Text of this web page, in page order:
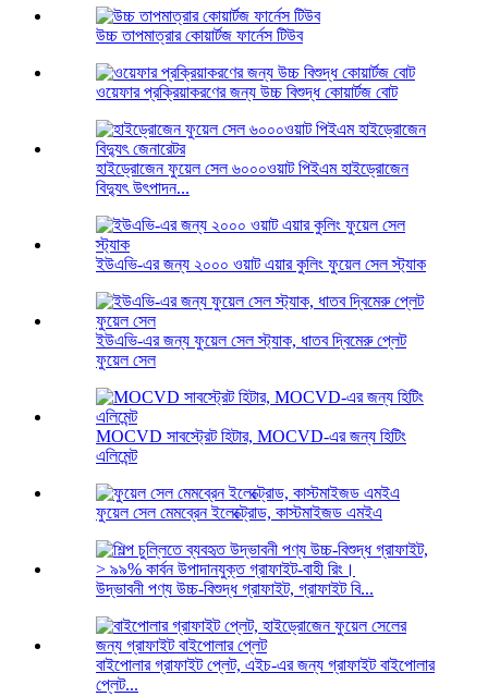
উচ্চ তাপমাত্রার কোয়ার্টজ ফার্নেস টিউব
ওয়েফার প্রক্রিয়াকরণের জন্য উচ্চ বিশুদ্ধ কোয়ার্টজ বোট
হাইড্রোজেন ফুয়েল সেল ৬০০০ওয়াট পিইএম হাইড্রোজেন
বিদ্যুৎ উৎপাদন...
ইউএভি-এর জন্য ২০০০ ওয়াট এয়ার কুলিং ফুয়েল সেল স্ট্যাক
ইউএভি-এর জন্য ফুয়েল সেল স্ট্যাক, ধাতব দ্বিমেরু প্লেট
ফুয়েল সেল
MOCVD সাবস্ট্রেট হিটার, MOCVD-এর জন্য হিটিং
এলিমেন্ট
ফুয়েল সেল মেমব্রেন ইলেক্ট্রোড, কাস্টমাইজড এমইএ
উদ্ভাবনী পণ্য উচ্চ-বিশুদ্ধ গ্রাফাইট, গ্রাফাইট বি...
বাইপোলার গ্রাফাইট প্লেট, এইচ-এর জন্য গ্রাফাইট বাইপোলার
প্লেট...